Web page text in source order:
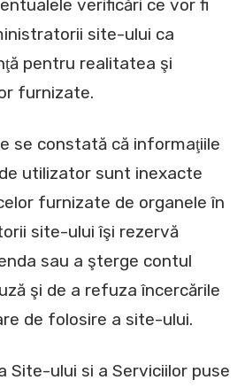
verificări ce vor fi
site-ului ca
pentru realitatea şi
furnizate.
se constată că informaţiile
utilizator sunt inexacte
furnizate de organele în
site-ului îşi rezervă
sau a şterge contul
şi de a refuza încercările
de folosire a site-ului.
Site-ului si a Serviciilor puse